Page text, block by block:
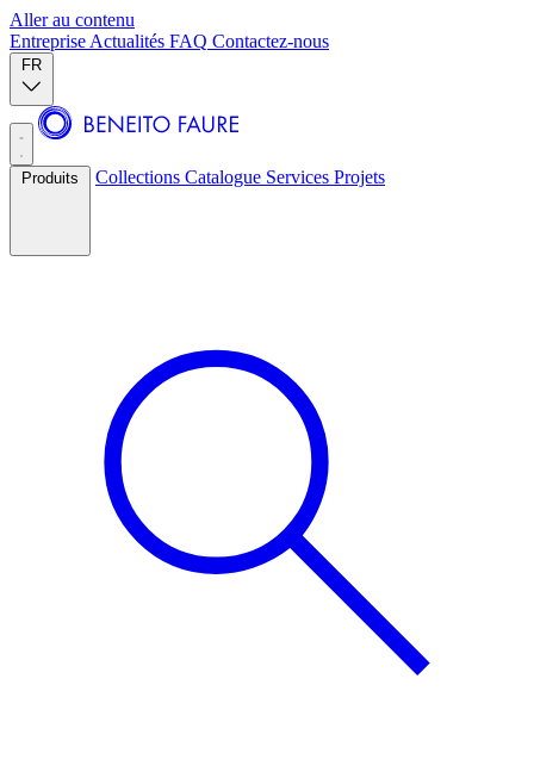
Aller au contenu
Entreprise Actualités FAQ Contactez-nous
FR
Produits Collections Catalogue Services Projets